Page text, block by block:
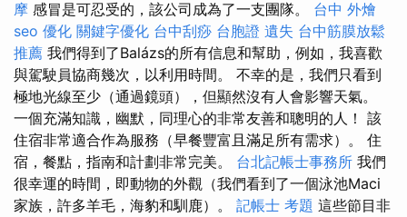
摩 感冒是可忍受的，該公司成為了一支團隊。 台中 外燴
seo 優化 關鍵字優化 台中刮痧 台胞證 遺失 台中筋膜放鬆
推薦 我們得到了Balázs的所有信息和幫助，例如，我喜歡
與駕駛員協商幾次，以利用時間。 不幸的是，我們只看到
極地光線至少（通過鏡頭），但顯然沒有人會影響天氣。
一個充滿知識，幽默，同理心的非常友善和聰明的人！ 該
住宿非常適合作為服務（早餐豐富且滿足所有需求）。 住
宿，餐點，指南和計劃非常完美。 台北記帳士事務所 我們
很幸運的時間，即動物的外觀（我們看到了一個泳池Maci
家族，許多羊毛，海豹和馴鹿）。 記帳士 考題 這些節目非